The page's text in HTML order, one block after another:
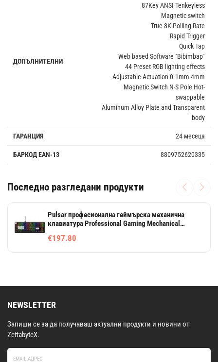
ДОПЪЛНИТЕЛНИ
87Key ANSI Tenkeyless
Magnetic switch
True 8K Polling Rate
Rapid Trigger
Quick Tap
Web based Software `Bibimbap`
44 Preset RGB lighting effects
Adjustable Actuation 0.1mm-4mm
Magnetic Switch N-S Pole Hot-
swappable
Aluminum Alloy Plate and Transparent
body
ГАРАНЦИЯ 24 месеца
БАРКОД EAN-13 8809752620335
Последно разгледани продукти
Pulsar професионална геймърска механична
клавиатура Professional Gaming Mechanical
Magnetic Switches [Linear]
€197.80
NEWSLETTER
Запиши се за да получаваш актуални продукти и новини от
ZettabyteX.